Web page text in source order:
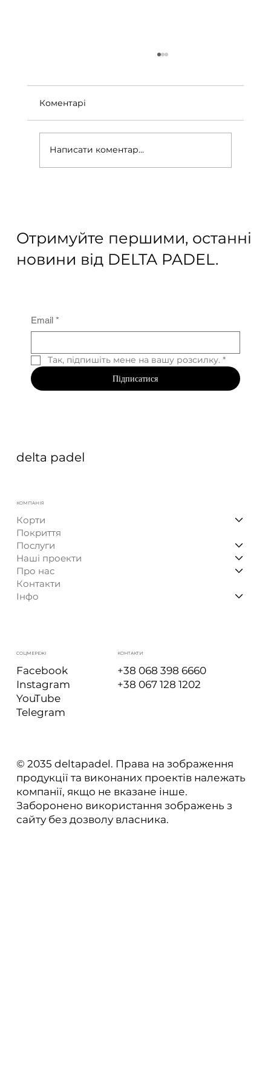
Коментарі
Написати коментар...
Отримуйте першими, останні
новини від DELTA PADEL.
Email *
Так, підпишіть мене на вашу розсилку. *
Підписатися
delta padel
КОМПАНІЯ
Корти
Покриття
Послуги
Наші проекти
Про нас
Контакти
Інфо
СОЦМЕРЕЖІ
Facebook
Instagram
YouTube
Telegram
КОНТАКТИ
+38 068 398 6660
+38 067 128 1202
© 2035 deltapadel. Права на зображення
продукції та виконаних проектів належать
компанії, якщо не вказане інше.
Заборонено використання зображень з
сайту без дозволу власника.